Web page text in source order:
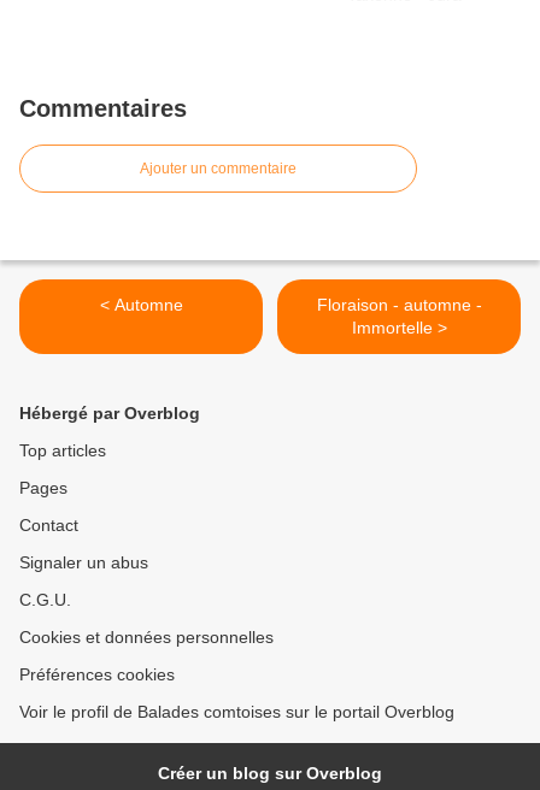
Commentaires
Ajouter un commentaire
< Automne
Floraison - automne -
Immortelle >
Hébergé par Overblog
Top articles
Pages
Contact
Signaler un abus
C.G.U.
Cookies et données personnelles
Préférences cookies
Voir le profil de Balades comtoises sur le portail Overblog
Créer un blog sur Overblog